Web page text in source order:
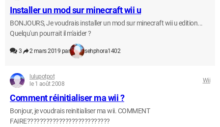
Installer un mod sur minecraft wii u
BONJOURS, Je voudrais installer un mod sur minecraft wii u edition...
Quelqu'un pourrait il m'aider ?
3 2 mars 2019 par sehphora1402
lulupotpot
le 1 août 2008
Wii
Comment réinitialiser ma wii ?
Bonjour, je voudrais reinitialiser ma wii. COMMENT
FAIRE??????????????????????????